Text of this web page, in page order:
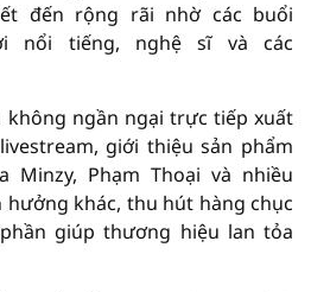
đến rộng rãi nhờ các buổi
nổi tiếng, nghệ sĩ và các
không ngần ngại trực tiếp xuất
giới thiệu sản phẩm
Minzy, Phạm Thoại và nhiều
khác, thu hút hàng chục
giúp thương hiệu lan tỏa